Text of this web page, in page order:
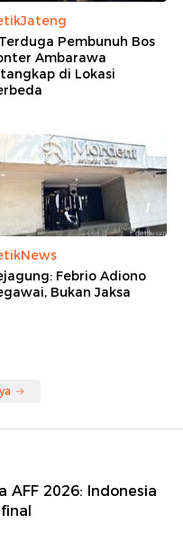
Pembunuh Bos
Ambarawa
di Lokasi
Febrio Adiono
Bukan Jaksa
AFF 2026: Indonesia